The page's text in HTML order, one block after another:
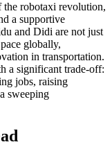
the robotaxi revolution,
a supportive
and Didi are not just
globally,
in transportation.
a significant trade-off:
jobs, raising
sweeping